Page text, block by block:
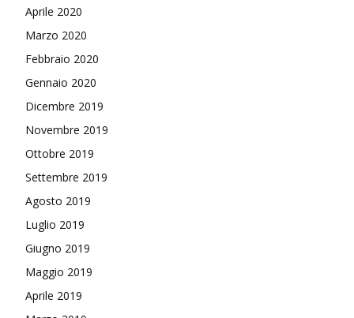
Aprile 2020
Marzo 2020
Febbraio 2020
Gennaio 2020
Dicembre 2019
Novembre 2019
Ottobre 2019
Settembre 2019
Agosto 2019
Luglio 2019
Giugno 2019
Maggio 2019
Aprile 2019